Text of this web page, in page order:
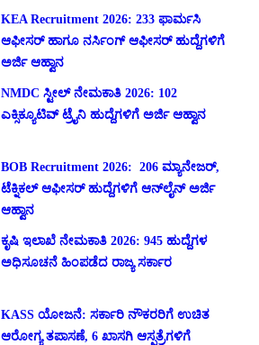
KEA Recruitment 2026: 233 ಫಾರ್ಮಸಿ
ಆಫೀಸರ್ ಹಾಗೂ ನರ್ಸಿಂಗ್ ಆಫೀಸರ್ ಹುದ್ದೆಗಳಿಗೆ
ಅರ್ಜಿ ಆಹ್ವಾನ
NMDC ಸ್ಟೀಲ್ ನೇಮಕಾತಿ 2026: 102
ಎಕ್ಸಿಕ್ಯೂಟಿವ್ ಟ್ರೈನಿ ಹುದ್ದೆಗಳಿಗೆ ಅರ್ಜಿ ಆಹ್ವಾನ
BOB Recruitment 2026: 206 ಮ್ಯಾನೇಜರ್,
ಟೆಕ್ನಿಕಲ್ ಆಫೀಸರ್ ಹುದ್ದೆಗಳಿಗೆ ಆನ್‌ಲೈನ್ ಅರ್ಜಿ
ಆಹ್ವಾನ
ಕೃಷಿ ಇಲಾಖೆ ನೇಮಕಾತಿ 2026: 945 ಹುದ್ದೆಗಳ
ಅಧಿಸೂಚನೆ ಹಿಂಪಡೆದ ರಾಜ್ಯ ಸರ್ಕಾರ
KASS ಯೋಜನೆ: ಸರ್ಕಾರಿ ನೌಕರರಿಗೆ ಉಚಿತ
ಆರೋಗ್ಯ ತಪಾಸಣೆ, 6 ಖಾಸಗಿ ಆಸ್ಪತ್ರೆಗಳಿಗೆ